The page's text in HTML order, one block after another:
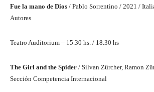
Fue la mano de Dios / Pablo Sorrentino / 2021 /
Autores
Teatro Auditorium – 15.30 hs. / 18.30 hs
The Girl and the Spider / Silvan Zürcher, Ramon
Sección Competencia Internacional